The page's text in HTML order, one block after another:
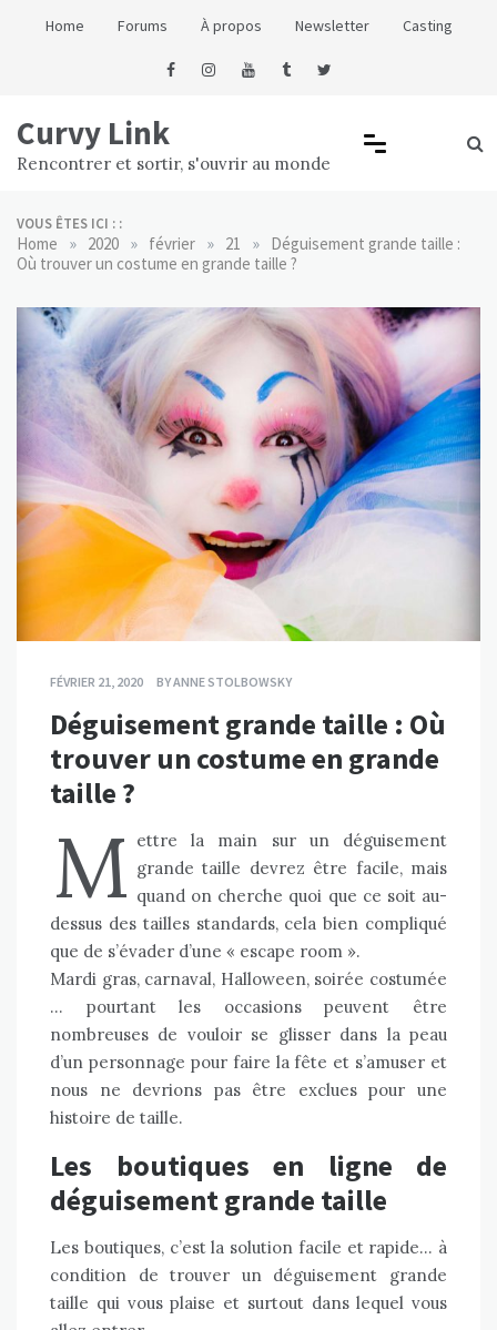
Home Forums À propos Newsletter Casting
Curvy Link
Rencontrer et sortir, s'ouvrir au monde
VOUS ÊTES ICI : :
Home » 2020 » février » 21 » Déguisement grande taille :
Où trouver un costume en grande taille ?
FÉVRIER 21, 2020 BYANNE STOLBOWSKY
Déguisement grande taille : Où
trouver un costume en grande
taille ?
M ettre la main sur un déguisement
grande taille devrez être facile, mais
quand on cherche quoi que ce soit au-
dessus des tailles standards, cela bien compliqué
que de s’évader d’une « escape room ».
Mardi gras, carnaval, Halloween, soirée costumée
… pourtant les occasions peuvent être
nombreuses de vouloir se glisser dans la peau
d’un personnage pour faire la fête et s’amuser et
nous ne devrions pas être exclues pour une
histoire de taille.
Les boutiques en ligne de
déguisement grande taille
Les boutiques, c’est la solution facile et rapide… à
condition de trouver un déguisement grande
taille qui vous plaise et surtout dans lequel vous